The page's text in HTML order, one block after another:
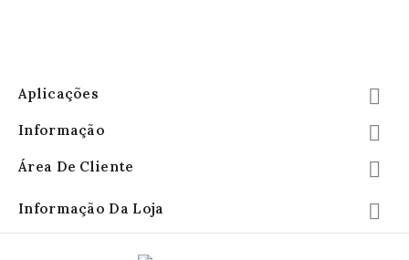
Aplicações 
Informação 
Área De Cliente 
Informação Da Loja 